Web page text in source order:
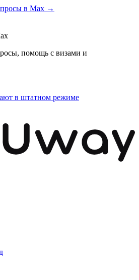
в Max →
помощь с визами и
в штатном режиме